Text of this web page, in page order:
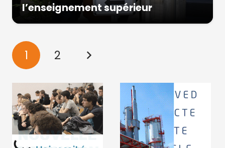
l’enseignement supérieur
1 2